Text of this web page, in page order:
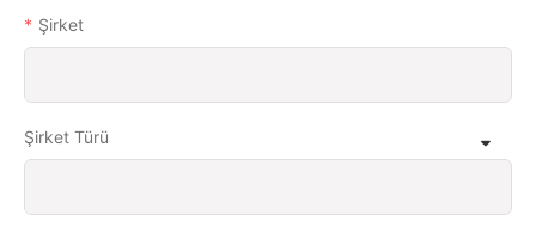
Şirket
Şirket Türü